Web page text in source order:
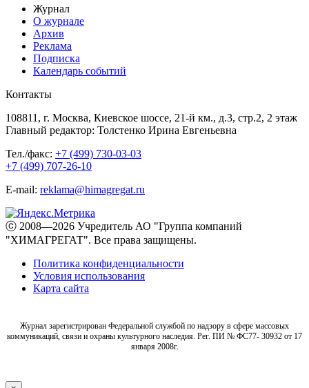
Журнал
О журнале
Архив
Реклама
Подписка
Календарь событий
Контакты
108811, г. Москва, Киевское шоссе, 21-й км., д.3, стр.2, 2 этаж
Главный редактор: Толстенко Ирина Евгеньевна
Тел./факс: +7 (499) 730-03-03
+7 (499) 707-26-10
E-mail: reklama@himagregat.ru
ⓒ 2008—2026 Учредитель АО "Группа компаний
"ХИМАГРЕГАТ". Все права защищены.
Политика конфиденциальности
Условия использования
Карта сайта
Журнал зарегистрирован Федеральной службой по надзору в сфере массовых
коммуникаций, связи и охраны культурного наследия. Рег. ПИ № ФС77- 30932 от 17
января 2008г.